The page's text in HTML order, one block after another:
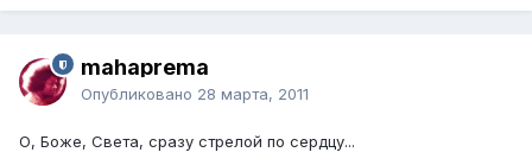
mahaprema
Опубликовано 28 марта, 2011
О, Боже, Света, сразу стрелой по сердцу...